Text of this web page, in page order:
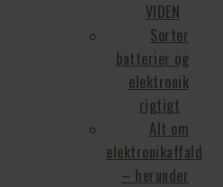
VIDEN
Sorter
batterier og
elektronik
rigtigt
Alt om
elektronikaffald
– herunder